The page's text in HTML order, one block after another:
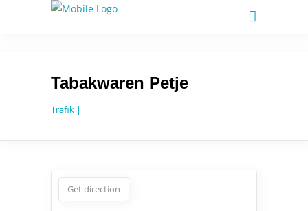
Tabakwaren Petje
Trafik |
Get direction